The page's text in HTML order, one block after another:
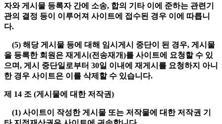
자와 게시물 등록자 간에 소송, 합의 기타 이에 준하는 관련기
관의 결정 등이 이루어져 사이트에 접수된 경우 이에 따릅니
다.
(5) 해당 게시물 등에 대해 임시게시 중단이 된 경우, 게시물
을 등록한 회원은 재게시(전송재개)를 사이트에 요청할 수 있
으며, 게시 중단일로부터 30일 이내에 재게시를 요청하지 아니
한 경우 사이트은 이를 삭제할 수 있습니다.
제 14 조 (게시물에 대한 저작권)
(1) 사이트이 작성한 게시물 또는 저작물에 대한 저작권 기